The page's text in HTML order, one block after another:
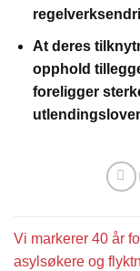
At deres
opphold
foreligger
Vi markerer 40 år
asylsøkere og